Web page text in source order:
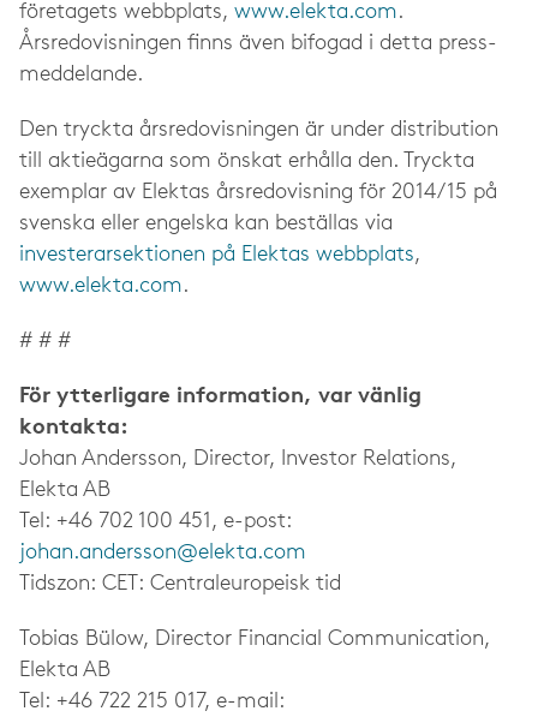
företagets webbplats, www.elekta.com.
Årsredovisningen finns även bifogad i detta press­
meddelande.
Den tryckta årsredovisningen är under distribution
till aktieägarna som önskat erhålla den. Tryckta
exemplar av Elektas årsredovisning för 2014/15 på
svenska eller engelska kan beställas via
investerarsektionen på Elektas webbplats,
www.elekta.com.
# # #
För ytterligare information, var vänlig
kontakta:
Johan Andersson, Director, Investor Relations,
Elekta AB
Tel: +46 702 100 451, e-post:
johan.andersson@elekta.com
Tidszon: CET: Centraleuropeisk tid
Tobias Bülow, Director Financial Communication,
Elekta AB
Tel: +46 722 215 017, e-mail: